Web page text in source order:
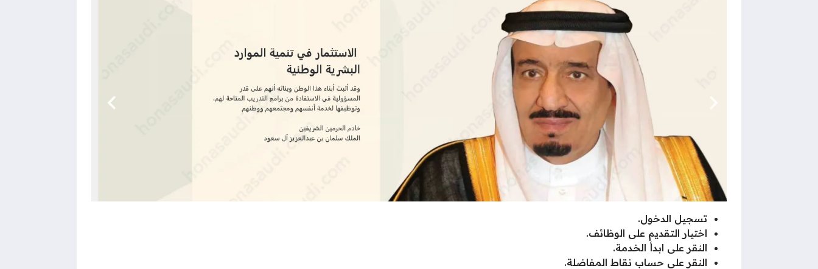
تسجيل الدخول.
اختيار التقديم على الوظائف.
النقر على ابدأ الخدمة.
النقر على حساب نقاط المفاضلة.